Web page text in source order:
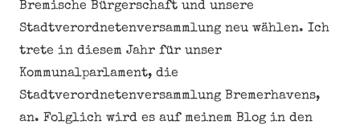
Bremische Bürgerschaft und unsere
Stadtverordnetenversammlung neu wählen. Ich
trete in diesem Jahr für unser
Kommunalparlament, die
Stadtverordnetenversammlung Bremerhavens,
an. Folglich wird es auf meinem Blog in den